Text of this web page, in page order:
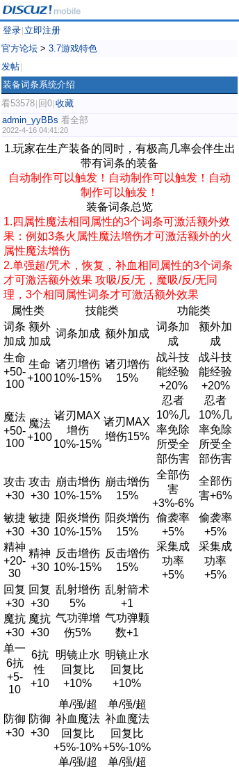
登录 立即注册
官方论坛 > 3.7游戏特色
发帖
装备词条系统介绍
看53578 回0 收藏
admin_yyBBs 看全部
2022-4-16 04:41:20
1.玩家在生产装备的同时，有极高几率会伴生出
带有词条的装备
自动制作可以触发！ 自动制作可以触发！ 自动
制作可以触发！
装备词条总览
1.四属性魔法相同属性的3个词条可激活额外效
果：例如3条火属性魔法增伤才可激活额外的火
属性魔法增伤
2.单强超/咒术，恢复，补血相同属性的3个词条
才可激活额外效果 攻吸/反/无，魔吸/反/无同
理，3个相同属性词条才可激活额外效果
属性类
技能类
功能类
词条
加成
额外
加成
词条加成 额外加成
词条加
成
额外加
成
生命
+50-
100
生命
+100
诸刃增伤
10%-15%
诸刃增伤
15%
战斗技
能经验
+20%
战斗技
能经验
+20%
魔法
+50-
100
魔法
+100
诸刃MAX
增伤
10%-15%
诸刃MAX
增伤15%
忍者
10%几
率免除
所受全
部伤害
忍者
10%几
率免除
所受全
部伤害
攻击
+30
攻击
+30
崩击增伤
10%-15%
崩击增伤
15%
全部伤
害
+3%-6%
全部伤
害+6%
敏捷
+30
敏捷
+30
阳炎增伤
10%-15%
阳炎增伤
15%
偷袭率
+5%
偷袭率
+5%
精神
+20-
30
精神
+30
反击增伤
10%-15%
反击增伤
15%
采集成
功率
+5%
采集成
功率
+5%
回复
+30
回复
+30
乱射增伤
5%
乱射箭术
+1
魔抗
+30
魔抗
+30
气功弹增
伤5%
气功弹颗
数+1
单一
6抗
+5-
10
6抗
性
+10
明镜止水
回复比
+10%
明镜止水
回复比
+10%
防御
+30
防御
+30
单/强/超
补血魔法
回复比
+5%-10%
单/强/超
补血魔法
回复比
+5%-10%
单/强/超
单/强/超